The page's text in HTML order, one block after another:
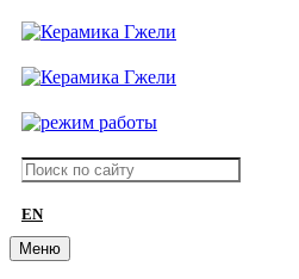
EN
Меню